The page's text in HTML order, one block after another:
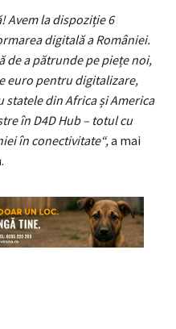
Avem la dispoziție 6
digitală a României.
de a pătrunde pe piețe noi,
euro pentru digitalizare,
din Africa și America
în D4D Hub – totul cu
în conectivitate“,a mai